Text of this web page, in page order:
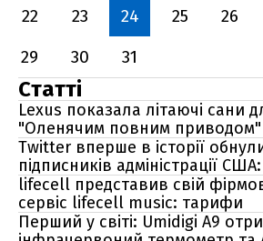
22
23 24 25 26
29
30 31
Статті
Lexus показала літаючі сани
"Оленячим повним приводом"
Twitter вперше в історії
підписників адміністрації
lifecell представив свій
сервіс lifecell music: тарифи
Перший у світі: Umidigi A9